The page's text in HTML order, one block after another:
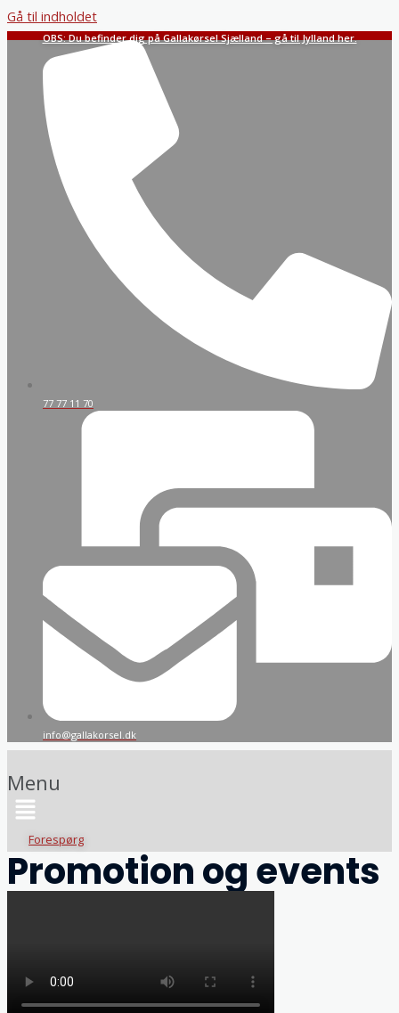
Gå til indholdet
OBS: Du befinder dig på Gallakørsel Sjælland – gå til Jylland her.
77 77 11 70
info@gallakorsel.dk
Menu
Forespørg
Promotion og events